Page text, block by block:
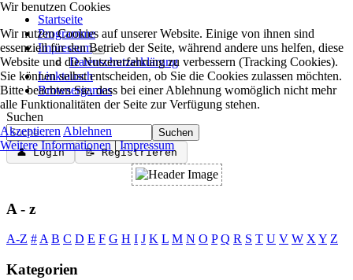
Startseite
Programme
Impressum
Datenschutzerklärung
Linktausch
Browsergames
Suchen
Suchen
👤 Login
📝 Registrieren
A - z
A-Z #A B C D E F G H I J K L M N O P Q R S T U V W XY Z
Kategorien
Wir benutzen Cookies
Wir nutzen Cookies auf unserer Website. Einige von ihnen sind
essenziell für den Betrieb der Seite, während andere uns helfen, diese
Website und die Nutzererfahrung zu verbessern (Tracking Cookies).
Sie können selbst entscheiden, ob Sie die Cookies zulassen möchten.
Bitte beachten Sie, dass bei einer Ablehnung womöglich nicht mehr
alle Funktionalitäten der Seite zur Verfügung stehen.
Akzeptieren Ablehnen
Weitere Informationen|Impressum